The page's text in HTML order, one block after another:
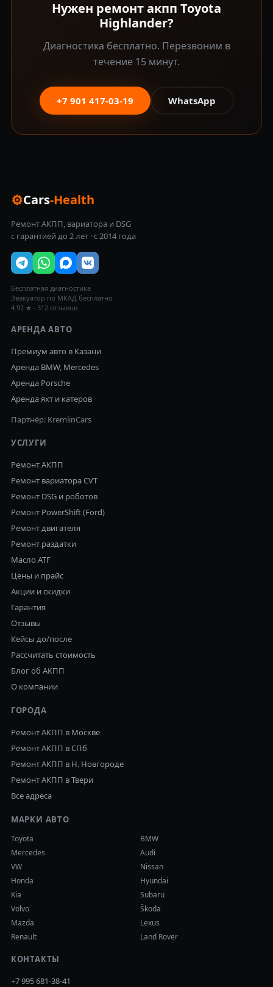
Нужен ремонт акпп Toyota
Highlander?
Диагностика бесплатно. Перезвоним в
течение 15 минут.
+7 901 417-03-19 WhatsApp
⚙Cars-Health
Ремонт АКПП, вариатора и DSG
с гарантией до 2 лет · с 2014 года
Бесплатная диагностика
Эвакуатор по МКАД бесплатно
4.92 ★ · 312 отзывов
АРЕНДА АВТО
Премиум авто в Казани
Аренда BMW, Mercedes
Аренда Porsche
Аренда яхт и катеров
Партнёр: KremlinCars
УСЛУГИ
Ремонт АКПП
Ремонт вариатора CVT
Ремонт DSG и роботов
Ремонт PowerShift (Ford)
Ремонт двигателя
Ремонт раздатки
Масло ATF
Цены и прайс
Акции и скидки
Гарантия
Отзывы
Кейсы до/после
Рассчитать стоимость
Блог об АКПП
О компании
ГОРОДА
Ремонт АКПП в Москве
Ремонт АКПП в СПб
Ремонт АКПП в Н. Новгороде
Ремонт АКПП в Твери
Все адреса
МАРКИ АВТО
Toyota
BMW
Mercedes
Audi
VW
Nissan
Honda
Hyundai
Kia
Subaru
Volvo
Škoda
Mazda
Lexus
Renault
Land Rover
КОНТАКТЫ
+7 995 681-38-41